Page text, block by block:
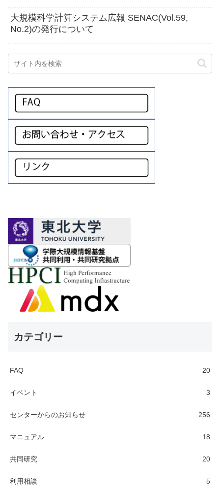
大規模科学計算システム広報 SENAC(Vol.59,
No.2)の発行について
カテゴリー
FAQ 20
イベント 3
センターからのお知らせ 256
マニュアル 18
共同研究 20
利用相談 5